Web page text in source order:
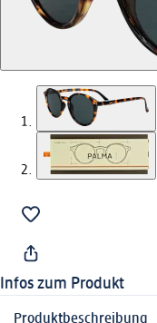
Infos zum Produkt
Produktbeschreibung